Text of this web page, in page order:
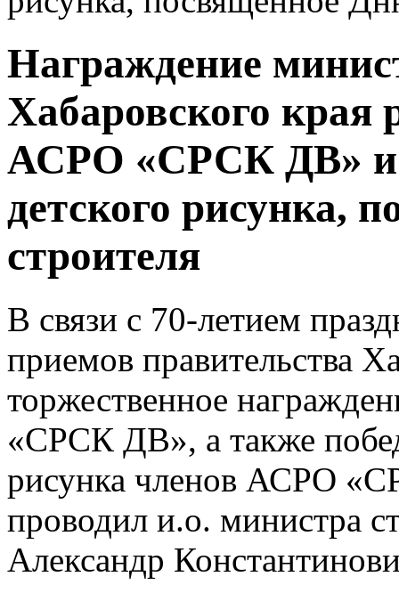
Награждение
Хабаровского края
АСРО «СРСК ДВ» и
детского рисунка,
строителя
В связи с 70-летием
приемов правительства
торжественное
«СРСК ДВ», а также
рисунка членов АСРО
проводил и.о. министра
Александр